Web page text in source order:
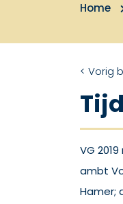
Home
< Vorig
VG
ambt
Hamer;